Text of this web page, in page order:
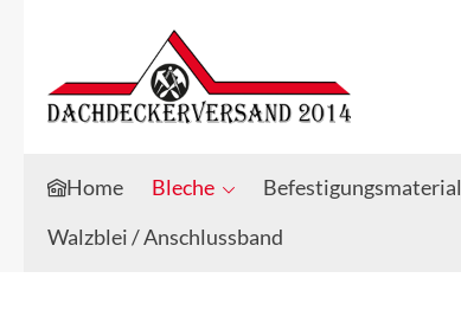
Zum Hauptinhalt springen
Zur Suche springen
Home Bleche Befestigungsmaterial
Walzblei / Anschlussband